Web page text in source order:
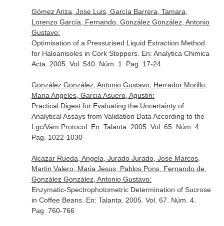
Gómez Ariza, Jose Luis, García Barrera, Tamara,
Lorenzo García, Fernando, González González, Antonio
Gustavo:
Optimisation of a Pressurised Liquid Extraction Method
for Haloanisoles in Cork Stoppers. En: Analytica Chimica
Acta . 2005. Vol. 540. Núm. 1. Pag. 17-24
González González, Antonio Gustavo, Herrador Morillo,
Maria Angeles, Garcia Asuero, Agustin:
Practical Digest for Evaluating the Uncertainty of
Analytical Assays from Validation Data According to the
Lgc/Vam Protocol. En: Talanta . 2005. Vol. 65. Núm. 4.
Pag. 1022-1030
Alcazar Rueda, Angela, Jurado Jurado, Jose Marcos,
Martin Valero, Maria Jesus, Pablos Pons, Fernando de,
González González, Antonio Gustavo:
Enzymatic-Spectrophotometric Determination of Sucrose
in Coffee Beans. En: Talanta . 2005. Vol. 67. Núm. 4.
Pag. 760-766